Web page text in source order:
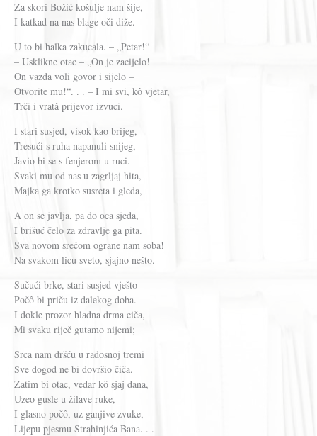
Za skori Božić košulje nam šije,
I katkad na nas blage oči diže.
U to bi halka zakucala. – „Petar!“
– Usklikne otac – „On je zacijelo!
On vazda voli govor i sijelo –
Otvorite mu!“. . . – I mi svi, kô vjetar,
Trči i vratâ prijevor izvuci.
I stari susjed, visok kao brijeg,
Tresući s ruha napanuli snijeg,
Javio bi se s fenjerom u ruci.
Svaki mu od nas u zagrljaj hita,
Majka ga krotko susreta i gleda,
A on se javlja, pa do oca sjeda,
I brišuć čelo za zdravlje ga pita.
Sva novom srećom ograne nam soba!
Na svakom licu sveto, sjajno nešto.
Sučući brke, stari susjed vješto
Počô bi priču iz dalekog doba.
I dokle prozor hladna drma ciča,
Mi svaku riječ gutamo nijemi;
Srca nam dršću u radosnoj tremi
Sve dogod ne bi dovršio čiča.
Zatim bi otac, vedar kô sjaj dana,
Uzeo gusle u žilave ruke,
I glasno počô, uz ganjive zvuke,
Lijepu pjesmu Strahinjića Bana. . .